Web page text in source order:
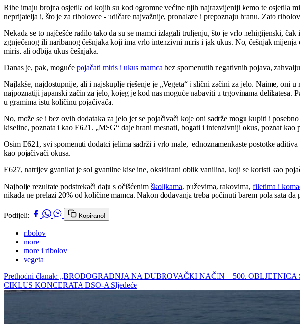
Ribe imaju brojna osjetila od kojih su kod ogromne većine njih najrazvijeniji kemo te osjetila
neprijatelja i, što je za ribolovce - udičare najvažnije, pronalaze i prepoznaju hranu. Zato
Nekada se to najčešće radilo tako da su se mamci izlagali truljenju, što je vrlo nehigijenski,
zgnječenog ili naribanog češnjaka koji ima vrlo intenzivni miris i jak ukus. No, češnjak
miris, ali odbija ukus češnjaka.
Danas je, pak, moguće pojačati miris i ukus mamca bez spomenutih negativnih pojava,
Najlakše, najdostupnije, ali i najskuplje rješenje je „Vegeta“ i slični začini za jelo. Naime, oni
najpoznatiji japanski začin za jelo, kojeg je kod nas moguće nabaviti u trgovinama delikatesa.
u gramima istu količinu pojačivača.
No, može se i bez ovih dodataka za jelo jer se pojačivači koje oni sadrže mogu kupiti i
kiseline, poznata i kao E621. „MSG“ daje hrani mesnati, bogati i intenzivniji okus, poznat kao
Osim E621, svi spomenuti dodatci jelima sadrži i vrlo male, jednoznamenkaste postotke
kao pojačivači okusa.
E627, natrijev gvanilat je sol gvanilne kiseline, oksidirani oblik vanilina, koji se koristi kao
Najbolje rezultate podstrekači daju s očišćenim školjkama, puževima, rakovima, filetima i
nikada ne prelazi 20% od količine mamca. Nakon dodavanja treba počinuti barem pola sata da
Podijeli: Kopirano!
ribolov
more
more i ribolov
vegeta
Prethodni članak: „BRODOGRADNJA NA DUBROVAČKI NAČIN – 500.
CIKLUS KONCERATA DSO-A Sljedeće